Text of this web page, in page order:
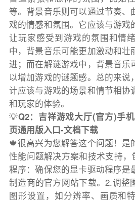
等。背景音乐则可以通过节奏、
戏的情感和氛围。它应该与游戏
让玩家感受到游戏的氛围和情
中，背景音乐可能更加激动和壮
进；而在解谜游戏中，背景音乐
以增加游戏的谜题感。总的来说
计应该与游戏的场景和情节相协
和玩家的体验。
💡Q2：吉祥游戏大厅(官方)手
页通用版入口-文档下载
🍁很高兴为您解答这个问题！是
性能问题解决方案和技术支持
程序：确保您的显卡驱动程序是
制造商的官方网站下载。2.调整
图形设置，如分辨率、画质和